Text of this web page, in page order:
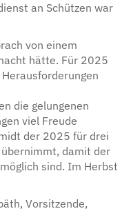
an Schützen war
von einem
hätte. Für 2025
die gelungenen
viel Freude
der 2025 für drei
damit der
sind. Im Herbst
Vorsitzende,